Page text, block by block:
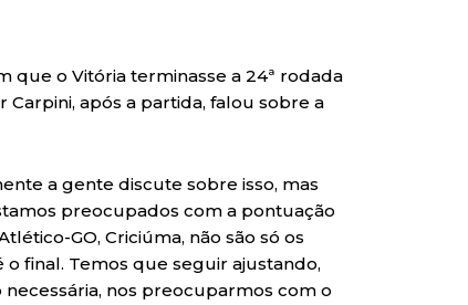
que o Vitória terminasse a 24ª rodada
após a partida, falou sobre a
a gente discute sobre isso, mas
preocupados com a pontuação
GO, Criciúma, não são só os
final. Temos que seguir ajustando,
nos preocuparmos com o